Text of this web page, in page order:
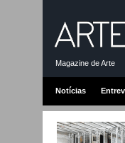
Magazine de Arte
Notícias